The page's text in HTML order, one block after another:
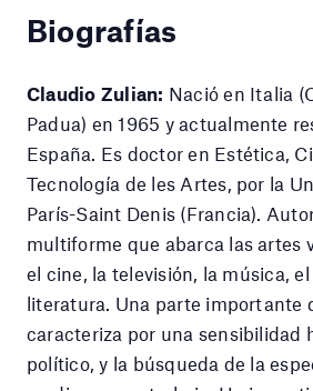
Biografías
Claudio Zulian: Nació en Italia
Padua) en 1965 y actualmente
España. Es doctor en Estética,
Tecnología de les Artes, por la
París-Saint Denis (Francia).
multiforme que abarca las artes
el cine, la televisión, la música,
literatura. Una parte importante
caracteriza por una sensibilidad
político, y la búsqueda de la